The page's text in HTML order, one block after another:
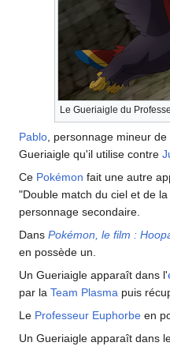
Le Gueriaigle du
Pablo , personnage mineur de
Gueriaigle qu'il utilise contre
Ce Pokémon fait une autre
"Double match du ciel et de
personnage secondaire.
Dans Pokémon, le film :
en possède un.
Un Gueriaigle apparaît dans l'
par la Team Plasma puis
Le Professeur Euphorbe en
Un Gueriaigle apparaît dans